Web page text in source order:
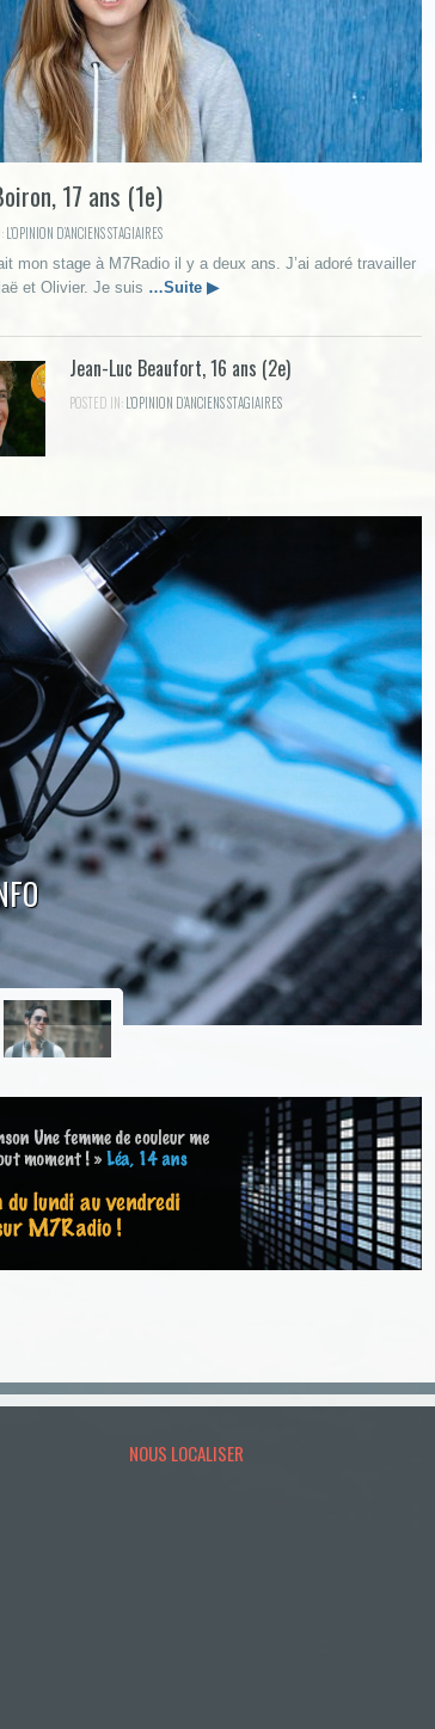
17 ans (1e)
L’OPINION D’ANCIENS STAGIAIRES
mon stage à M7Radio il y a deux ans. J’ai adoré travailler
et Olivier. Je suis …Suite ▶
Jean-Luc Beaufort, 16 ans (2e)
POSTED IN:L’OPINION D’ANCIENS STAGIAIRES
!
NOUS LOCALISER